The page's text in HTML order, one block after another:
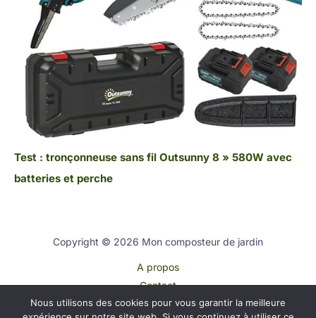
Test : tronçonneuse sans fil Outsunny 8 » 580W avec
batteries et perche
Copyright © 2026 Mon composteur de jardin
A propos
Contact
Plan du site
Nous utilisons des cookies pour vous garantir la meilleure